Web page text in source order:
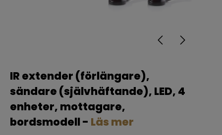
IR extender (förlängare),
sändare (självhäftande), LED, 4
enheter, mottagare,
bordsmodell - Läs mer